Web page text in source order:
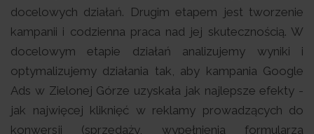
docelowych działań. Drugim etapem jest tworzenie
kampanii i codzienna praca nad jej skutecznością. W
docelowym etapie działań analizujemy wyniki i
optymalizujemy działania tak, aby kampania Google
Ads w Zielonej Górze uzyskała jak najlepsze efekty -
jak najwięcej kliknięć w reklamy prowadzących do
konwersji (sprzedaży, wypełnienia formularza